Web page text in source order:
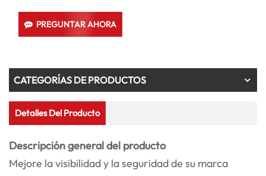
PREGUNTAR AHORA
CATEGORÍAS DE PRODUCTOS
Detalles Del Producto
Descripción general del producto
Mejore la visibilidad y la seguridad de su marca